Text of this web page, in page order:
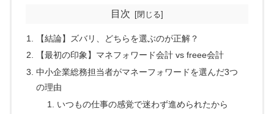
目次
【結論】ズバリ、どちらを選ぶのが正解？
【最初の印象】マネフォワード会計 vs freee会計
中小企業総務担当者がマネーフォワードを選んだ3つ
の理由
1. いつもの仕事の感覚で迷わず進められたから